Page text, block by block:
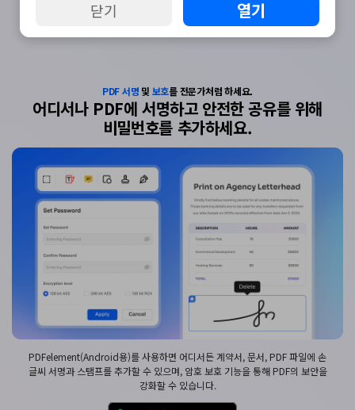
PDF 서명 및 보호를 전문가처럼 하세요.
어디서나 PDF에 서명하고 안전한 공유를 위해
비밀번호를 추가하세요.
PDFelement(Android용)를 사용하면 어디서든 계약서, 문서, PDF 파일에 손
글씨 서명과 스탬프를 추가할 수 있으며, 암호 보호 기능을 통해 PDF의 보안을
강화할 수 있습니다.
닫기 열기